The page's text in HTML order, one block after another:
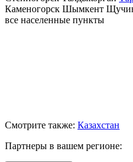
Каменогорск Шымкент
все населенные пункты
Смотрите также: Казахстан
Партнеры в вашем регионе: